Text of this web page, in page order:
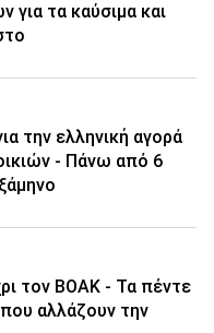
για τα καύσιμα και
την ελληνική αγορά
- Πάνω από 6
τον ΒΟΑΚ - Τα πέντε
αλλάζουν την